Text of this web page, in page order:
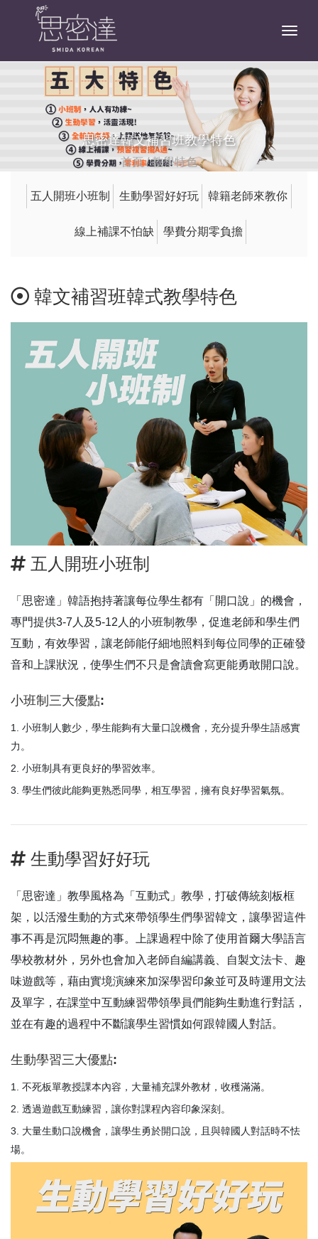
思密達韓文補習班教學特色
首頁 / 教學特色
五人開班小班制 生動學習好好玩 韓籍老師來教你
線上補課不怕缺 學費分期零負擔
韓文補習班韓式教學特色
五人開班小班制
「思密達」韓語抱持著讓每位學生都有「開口說」的機會，
專門提供3-7人及5-12人的小班制教學，促進老師和學生們
互動，有效學習，讓老師能仔細地照料到每位同學的正確發
音和上課狀況，使學生們不只是會讀會寫更能勇敢開口說。
小班制三大優點:
小班制人數少，學生能夠有大量口說機會，充分提升學生語感實
力。
小班制具有更良好的學習效率。
學生們彼此能夠更熟悉同學，相互學習，擁有良好學習氣氛。
生動學習好好玩
「思密達」教學風格為「互動式」教學，打破傳統刻板框
架，以活潑生動的方式來帶領學生們學習韓文，讓學習這件
事不再是沉悶無趣的事。上課過程中除了使用首爾大學語言
學校教材外，另外也會加入老師自編講義、自製文法卡、趣
味遊戲等，藉由實境演練來加深學習印象並可及時運用文法
及單字，在課堂中互動練習帶領學員們能夠生動進行對話，
並在有趣的過程中不斷讓學生習慣如何跟韓國人對話。
生動學習三大優點:
不死板單教授課本內容，大量補充課外教材，收穫滿滿。
透過遊戲互動練習，讓你對課程內容印象深刻。
大量生動口說機會，讓學生勇於開口說，且與韓國人對話時不怯
場。